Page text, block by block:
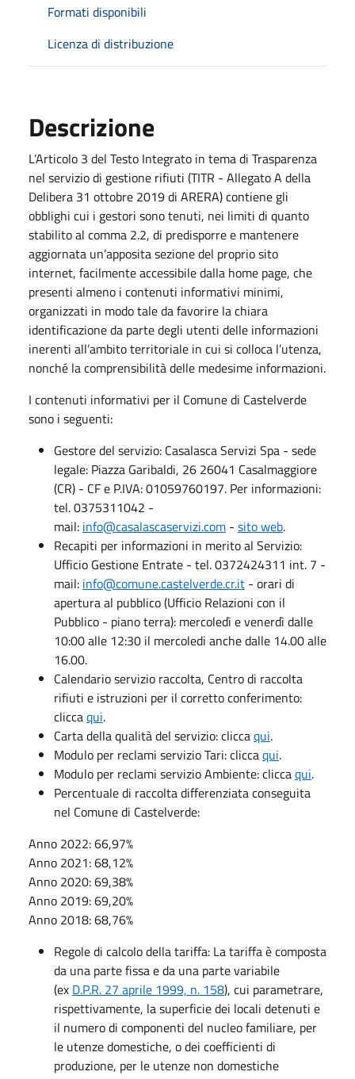
Formati disponibili
Licenza di distribuzione
Descrizione
L’Articolo 3 del Testo Integrato in tema di Trasparenza
nel servizio di gestione rifiuti (TITR - Allegato A della
Delibera 31 ottobre 2019 di ARERA) contiene gli
obblighi cui i gestori sono tenuti, nei limiti di quanto
stabilito al comma 2.2, di predisporre e mantenere
aggiornata un’apposita sezione del proprio sito
internet, facilmente accessibile dalla home page, che
presenti almeno i contenuti informativi minimi,
organizzati in modo tale da favorire la chiara
identificazione da parte degli utenti delle informazioni
inerenti all’ambito territoriale in cui si colloca l’utenza,
nonché la comprensibilità delle medesime informazioni.
I contenuti informativi per il Comune di Castelverde
sono i seguenti:
Gestore del servizio: Casalasca Servizi Spa - sede
legale: Piazza Garibaldi, 26 26041 Casalmaggiore
(CR) - CF e P.IVA: 01059760197. Per informazioni:
tel. 0375311042 -
mail: info@casalascaservizi.com - sito web.
Recapiti per informazioni in merito al Servizio:
Ufficio Gestione Entrate - tel. 0372424311 int. 7 -
mail: info@comune.castelverde.cr.it - orari di
apertura al pubblico (Ufficio Relazioni con il
Pubblico - piano terra): mercoledì e venerdì dalle
10:00 alle 12:30 il mercoledi anche dalle 14.00 alle
16.00.
Calendario servizio raccolta, Centro di raccolta
rifiuti e istruzioni per il corretto conferimento:
cliccaqui.
Carta della qualità del servizio: cliccaqui.
Modulo per reclami servizio Tari: cliccaqui.
Modulo per reclami servizio Ambiente: cliccaqui.
Percentuale di raccolta differenziata conseguita
nel Comune di Castelverde:
Anno 2022: 66,97%
Anno 2021: 68,12%
Anno 2020: 69,38%
Anno 2019: 69,20%
Anno 2018: 68,76%
Regole di calcolo della tariffa: La tariffa è composta
da una parte fissa e da una parte variabile
(ex D.P.R. 27 aprile 1999, n. 158), cui parametrare,
rispettivamente, la superficie dei locali detenuti e
il numero di componenti del nucleo familiare, per
le utenze domestiche, o dei coefficienti di
produzione, per le utenze non domestiche